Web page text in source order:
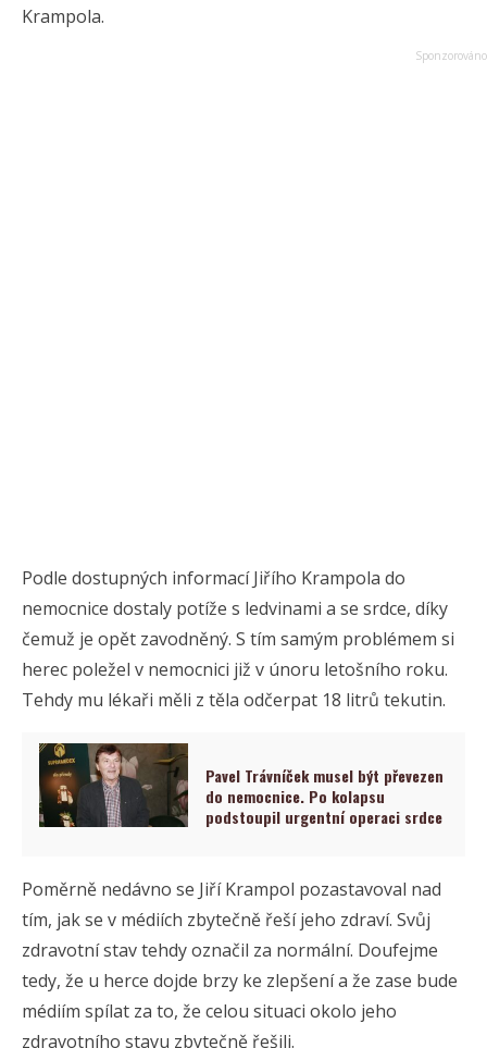
Krampola.
Podle dostupných informací Jiřího Krampola do
nemocnice dostaly potíže s ledvinami a se srdce, díky
čemuž je opět zavodněný. S tím samým problémem si
herec poležel v nemocnici již v únoru letošního roku.
Tehdy mu lékaři měli z těla odčerpat 18 litrů tekutin.
Pavel Trávníček musel být převezen
do nemocnice. Po kolapsu
podstoupil urgentní operaci srdce
Poměrně nedávno se Jiří Krampol pozastavoval nad
tím, jak se v médiích zbytečně řeší jeho zdraví. Svůj
zdravotní stav tehdy označil za normální. Doufejme
tedy, že u herce dojde brzy ke zlepšení a že zase bude
médiím spílat za to, že celou situaci okolo jeho
zdravotního stavu zbytečně řešili.